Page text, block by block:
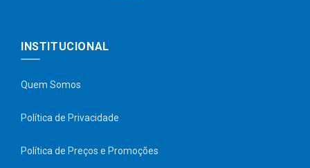
INSTITUCIONAL
Quem Somos
Política de Privacidade
Política de Preços e Promoções